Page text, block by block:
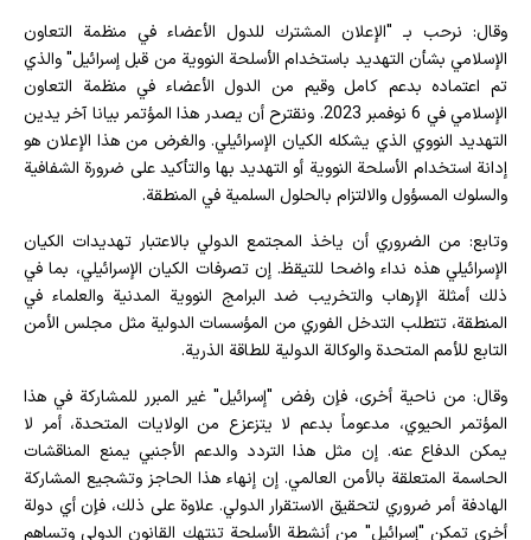
وقال: نرحب بـ "الإعلان المشترك للدول الأعضاء في منظمة التعاون
الإسلامي بشأن التهديد باستخدام الأسلحة النووية من قبل إسرائيل" والذي
تم اعتماده بدعم كامل وقيم من الدول الأعضاء في منظمة التعاون
الإسلامي في 6 نوفمبر 2023. ونقترح أن يصدر هذا المؤتمر بيانا آخر يدين
التهديد النووي الذي يشكله الكيان الإسرائيلي. والغرض من هذا الإعلان هو
إدانة استخدام الأسلحة النووية أو التهديد بها والتأكيد على ضرورة الشفافية
والسلوك المسؤول والالتزام بالحلول السلمية في المنطقة.
وتابع: من الضروري أن ياخذ المجتمع الدولي بالاعتبار تهديدات الكيان
الإسرائيلي هذه نداء واضحا للتيقظ. إن تصرفات الكيان الإسرائيلي، بما في
ذلك أمثلة الإرهاب والتخريب ضد البرامج النووية المدنية والعلماء في
المنطقة، تتطلب التدخل الفوري من المؤسسات الدولية مثل مجلس الأمن
التابع للأمم المتحدة والوكالة الدولية للطاقة الذرية.
وقال: من ناحية أخرى، فإن رفض "إسرائيل" غير المبرر للمشاركة في هذا
المؤتمر الحيوي، مدعوماً بدعم لا يتزعزع من الولايات المتحدة، أمر لا
يمكن الدفاع عنه. إن مثل هذا التردد والدعم الأجنبي يمنع المناقشات
الحاسمة المتعلقة بالأمن العالمي. إن إنهاء هذا الحاجز وتشجيع المشاركة
الهادفة أمر ضروري لتحقيق الاستقرار الدولي. علاوة على ذلك، فإن أي دولة
أخرى تمكن "إسرائيل" من أنشطة الأسلحة تنتهك القانون الدولي وتساهم